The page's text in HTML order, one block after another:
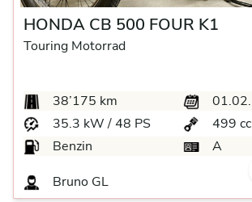
HONDA CB 500 FOUR K1
Touring Motorrad
38’175 km
35.3 kW / 48 PS
499
Benzin
A
Bruno GL